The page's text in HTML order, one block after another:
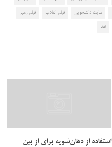
سایت دانشجویی فیلم انقلاب فیلم رهبر
نقد
استفاده از دهان‌شویه برای از بین